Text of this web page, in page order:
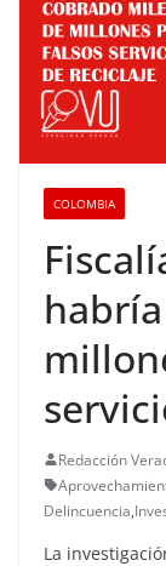
COLOMBIA
Redacción
Delincuencia,
La